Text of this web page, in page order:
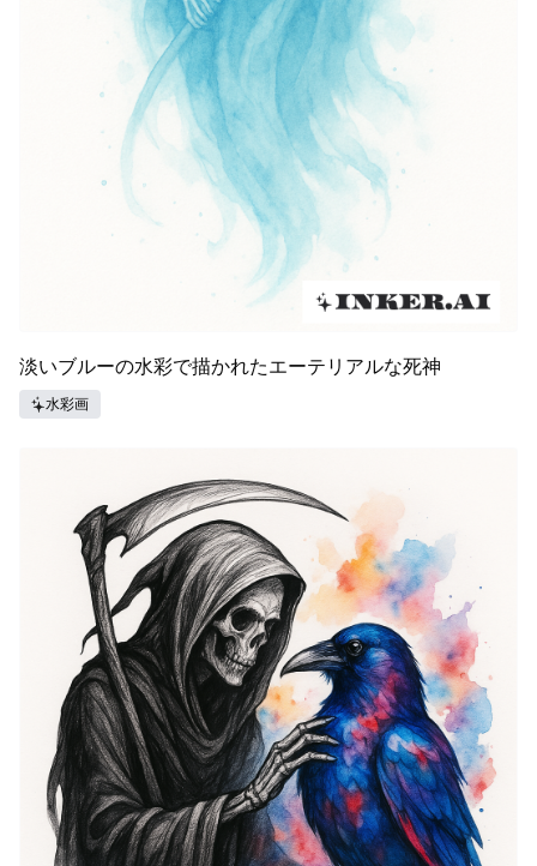
淡いブルーの水彩で描かれたエーテリアルな死神
水彩画